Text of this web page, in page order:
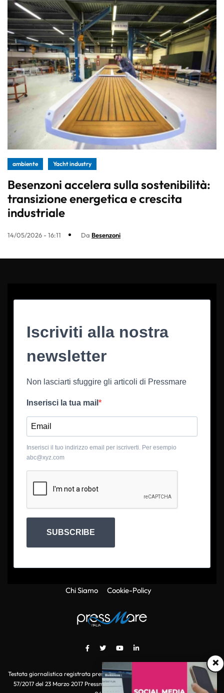
ambiente Yacht industry
Besenzoni accelera sulla sostenibilità:
transizione energetica e crescita
industriale
14/05/2026 - 16:11 Da Besenzoni
×
Iscriviti alla nostra
newsletter
Non lasciarti sfuggire gli articoli di Pressmare
Inserisci la tua mail
Inserisci il tuo indirizzo email per iscriverti. Per esempio
abc@xyz.com
SUBSCRIBE
Chi Siamo Cookie-Policy
Testata giornalistica registrata presso il Tribunale di Roma con autorizzazione
57/2017 del 23 Marzo 2017 Pressmare.it è un marchio di S.P.E.N. Srl - P.IVA